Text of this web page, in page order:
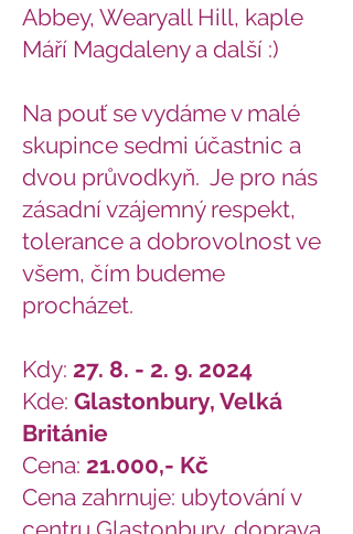
Abbey, Wearyall Hill, kaple
Máří Magdaleny a další :)
Na pouť se vydáme v malé
skupince sedmi účastnic a
dvou průvodkyň. Je pro nás
zásadní vzájemný respekt,
tolerance a dobrovolnost ve
všem, čím budeme
procházet.
Kdy: 27. 8. - 2. 9. 2024
Kde: Glastonbury, Velká
Británie
Cena: 21.000,- Kč
Cena zahrnuje: ubytování v